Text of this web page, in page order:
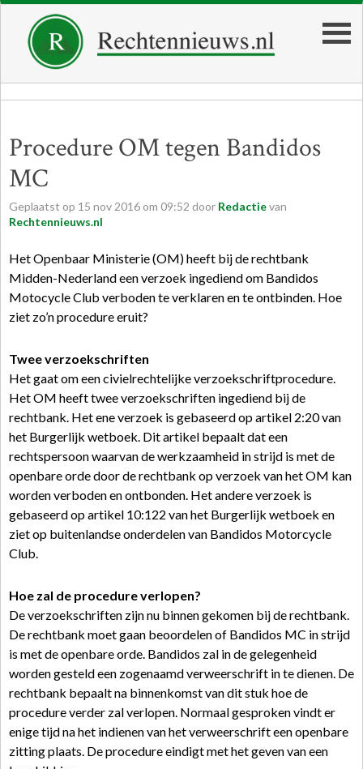
Procedure OM tegen Bandidos
MC
Geplaatst op 15 nov 2016 om 09:52 door Redactievan
Rechtennieuws.nl
Het Openbaar Ministerie (OM) heeft bij de rechtbank
Midden-Nederland een verzoek ingediend om Bandidos
Motocycle Club verboden te verklaren en te ontbinden. Hoe
ziet zo’n procedure eruit?
Twee verzoekschriften
Het gaat om een civielrechtelijke verzoekschriftprocedure.
Het OM heeft twee verzoekschriften ingediend bij de
rechtbank. Het ene verzoek is gebaseerd op artikel 2:20 van
het Burgerlijk wetboek. Dit artikel bepaalt dat een
rechtspersoon waarvan de werkzaamheid in strijd is met de
openbare orde door de rechtbank op verzoek van het OM kan
worden verboden en ontbonden. Het andere verzoek is
gebaseerd op artikel 10:122 van het Burgerlijk wetboek en
ziet op buitenlandse onderdelen van Bandidos Motorcycle
Club.
Hoe zal de procedure verlopen?
De verzoekschriften zijn nu binnen gekomen bij de rechtbank.
De rechtbank moet gaan beoordelen of Bandidos MC in strijd
is met de openbare orde. Bandidos zal in de gelegenheid
worden gesteld een zogenaamd verweerschrift in te dienen. De
rechtbank bepaalt na binnenkomst van dit stuk hoe de
procedure verder zal verlopen. Normaal gesproken vindt er
enige tijd na het indienen van het verweerschrift een openbare
zitting plaats. De procedure eindigt met het geven van een